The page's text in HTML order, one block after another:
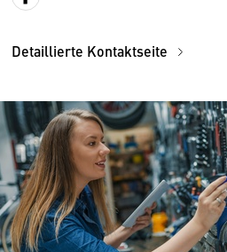
Detaillierte Kontaktseite